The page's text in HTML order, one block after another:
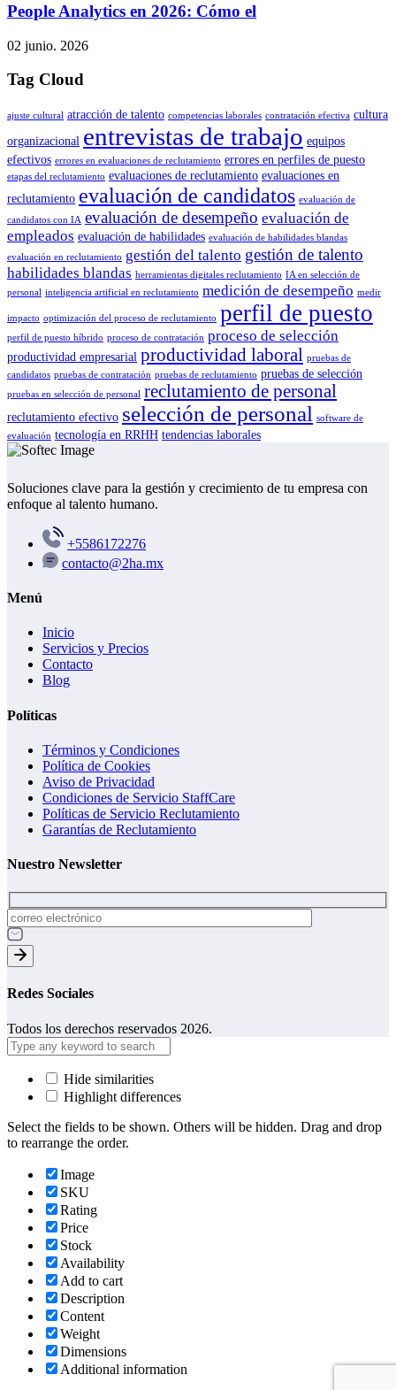
People Analytics en 2026: Cómo el
02 junio. 2026
Tag Cloud
ajuste cultural atracción de talento competencias laborales contratación efectiva cultura
organizacional entrevistas de trabajo equipos
efectivos errores en evaluaciones de reclutamiento errores en perfiles de puesto
etapas del reclutamiento evaluaciones de reclutamiento evaluaciones en
reclutamiento evaluación de candidatos evaluación de
candidatos con IA evaluación de desempeño evaluación de
empleados evaluación de habilidades evaluación de habilidades blandas
evaluación en reclutamiento gestión del talento gestión de talento
habilidades blandas herramientas digitales reclutamiento IA en selección de
personal inteligencia artificial en reclutamiento medición de desempeño medir
impacto optimización del proceso de reclutamiento perfil de puesto
perfil de puesto híbrido proceso de contratación proceso de selección
productividad empresarial productividad laboral
pruebas de
candidatos pruebas de contratación pruebas de reclutamiento pruebas de selección
pruebas en selección de personal reclutamiento de personal
reclutamiento efectivo selección de personal software de
evaluación tecnología en RRHH tendencias laborales
Soluciones clave para la gestión y crecimiento de tu empresa con
enfoque al talento humano.
+5586172276
contacto@2ha.mx
Menú
Inicio
Servicios y Precios
Contacto
Blog
Políticas
Términos y Condiciones
Política de Cookies
Aviso de Privacidad
Condiciones de Servicio StaffCare
Políticas de Servicio Reclutamiento
Garantías de Reclutamiento
Nuestro Newsletter
Redes Sociales
Todos los derechos reservados 2026.
Hide similarities
Highlight differences
Select the fields to be shown. Others will be hidden. Drag and drop
to rearrange the order.
Image
SKU
Rating
Price
Stock
Availability
Add to cart
Description
Content
Weight
Dimensions
Additional information